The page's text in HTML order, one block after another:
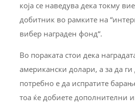
која се наведува дека токму
добитник во рамките на
вибер награден фонд“.
Во пораката стои дека
американски долари, а за да
потребно е да испратите
тоа ќе добиете дополнителни